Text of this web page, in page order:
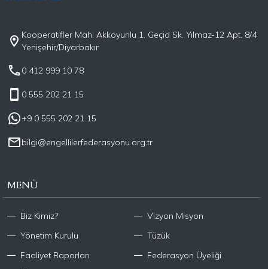
Kooperatifler Mah. Akkoyunlu 1. Geçid Sk. Yılmaz-12 Apt. 8/4
Yenişehir/Diyarbakır
0 412 999 10 78
0 555 202 21 15
+9 0 555 202 21 15
bilgi@engellilerfederasyonu.org.tr
MENÜ
Biz Kimiz?
Vizyon Misyon
Yönetim Kurulu
Tüzük
Faaliyet Raporları
Federasyon Üyeliği